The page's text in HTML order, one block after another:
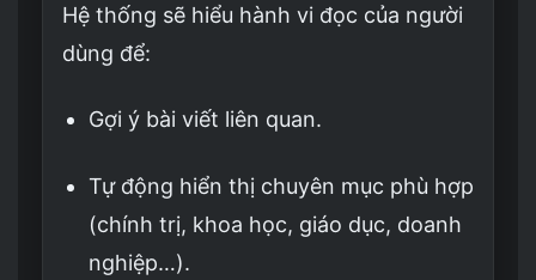
Hệ thống sẽ hiểu hành vi đọc của người
dùng để:
Gợi ý bài viết liên quan.
Tự động hiển thị chuyên mục phù hợp
(chính trị, khoa học, giáo dục, doanh
nghiệp…).